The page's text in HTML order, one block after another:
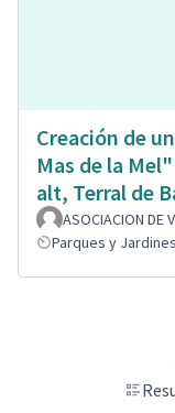
Creación de
Mas de la
alt, Terral de
ASOCIACION DE
Parques y